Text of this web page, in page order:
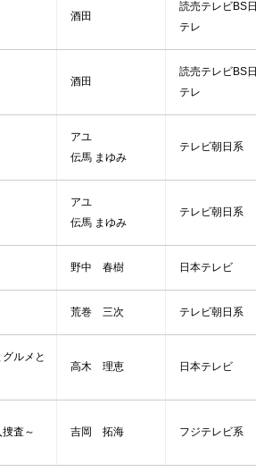
酒田
読売テレビBS日
テレ
酒田
読売テレビBS日
テレ
アユ
伝馬 まゆみ
テレビ朝日系
アユ
伝馬 まゆみ
テレビ朝日系
野中 春樹 日本テレビ
荒巻 三次 テレビ朝日系
ルメと
高木 理恵 日本テレビ
査～ 吉岡 拓海 フジテレビ系